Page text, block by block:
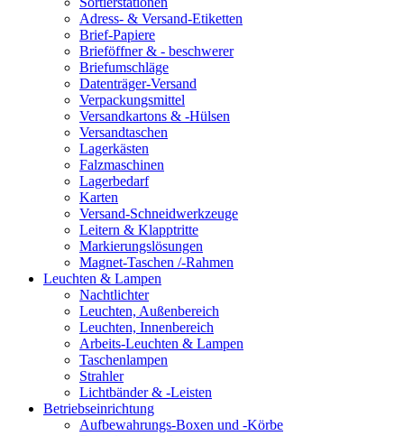
Adress- & Versand-Etiketten
Brief-Papiere
Brieföffner & - beschwerer
Briefumschläge
Datenträger-Versand
Verpackungsmittel
Versandkartons & -Hülsen
Versandtaschen
Lagerkästen
Falzmaschinen
Lagerbedarf
Karten
Versand-Schneidwerkzeuge
Leitern & Klapptritte
Markierungslösungen
Magnet-Taschen /-Rahmen
Leuchten & Lampen
Nachtlichter
Leuchten, Außenbereich
Leuchten, Innenbereich
Arbeits-Leuchten & Lampen
Taschenlampen
Strahler
Lichtbänder & -Leisten
Betriebseinrichtung
Aufbewahrungs-Boxen und -Körbe